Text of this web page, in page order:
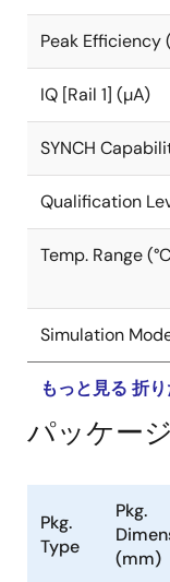
Peak Efficiency
IQ [Rail 1] (µA)
SYNCH
Qualification
Temp. Range
Simulation
もっと見る 折
パッケー
Pkg.
Type
Pkg.
(mm)